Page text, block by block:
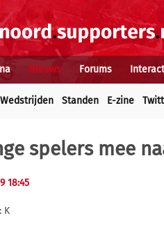
Nieuws Forums
Wedstrijden Standen E-zine
spelers mee
18:45
K